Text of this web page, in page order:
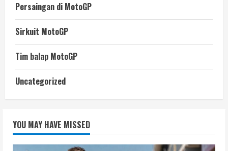
Persaingan di MotoGP
Sirkuit MotoGP
Tim balap MotoGP
Uncategorized
YOU MAY HAVE MISSED